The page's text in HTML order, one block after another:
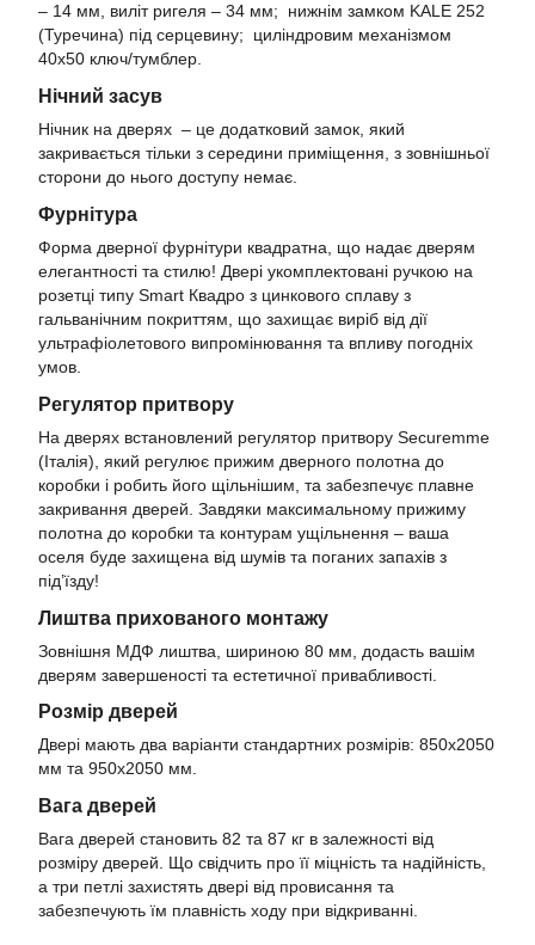
– 14 мм, виліт ригеля – 34 мм; нижнім замком KALE 252
(Туречина) під серцевину; циліндровим механізмом
40х50 ключ/тумблер.
Нічний засув
Нічник на дверях – це додатковий замок, який
закривається тільки з середини приміщення, з зовнішньої
сторони до нього доступу немає.
Фурнітура
Форма дверної фурнітури квадратна, що надає дверям
елегантності та стилю! Двері укомплектовані ручкою на
розетці типу Smart Квадро з цинкового сплаву з
гальванічним покриттям, що захищає виріб від дії
ультрафіолетового випромінювання та впливу погодніх
умов.
Регулятор притвору
На дверях встановлений регулятор притвору Securemme
(Італія), який регулює прижим дверного полотна до
коробки і робить його щільнішим, та забезпечує плавне
закривання дверей. Завдяки максимальному прижиму
полотна до коробки та контурам ущільнення – ваша
оселя буде захищена від шумів та поганих запахів з
під’їзду!
Лиштва прихованого монтажу
Зовнішня МДФ лиштва, шириною 80 мм, додасть вашім
дверям завершеності та естетичної привабливості.
Розмір дверей
Двері мають два варіанти стандартних розмірів: 850х2050
мм та 950х2050 мм.
Вага дверей
Вага дверей становить 82 та 87 кг в залежності від
розміру дверей. Що свідчить про її міцність та надійність,
а три петлі захистять двері від провисання та
забезпечують їм плавність ходу при відкриванні.